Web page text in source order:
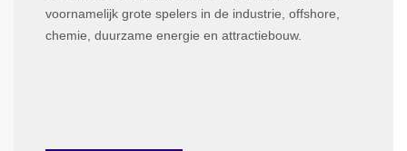
voornamelijk grote spelers in de industrie, offshore,
chemie, duurzame energie en attractiebouw.